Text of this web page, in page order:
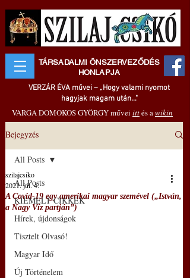
TÁRSADALMI ÖNSZERVEZŐDÉS
HONLAPJA
VERZÁR ÉVA művei – „Hogy valami nyomot
hagyjak magam után..."
VARGA DOMOKOS GYÖRGY művei ittés awikin
Bejegyzés
All Posts
KIEMELT CIKKEK
Hírek, újdonságok
Tisztelt Olvasó!
Magyar Idő
Új Történelem
All Posts
A Covid-19 egy amerikai magyar szemével („István,
a Nagy Víz partján”)
szilajcsiko
2021. júl. 4.